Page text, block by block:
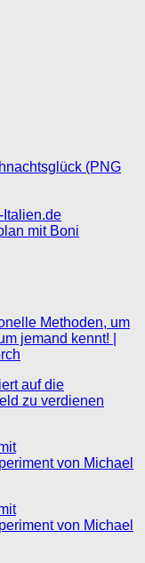
(PNG
Italien.de
mit Boni
Methoden, um
jemand kennt! |
auf die
zu verdienen
von Michael
von Michael